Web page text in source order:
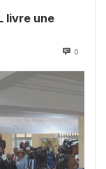
livre une
0